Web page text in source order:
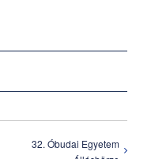
32. Óbudai Egyetem